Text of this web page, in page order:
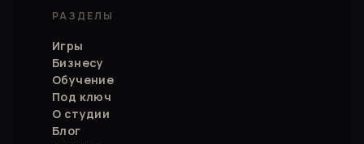
РАЗДЕЛЫ
Игры
Бизнесу
Обучение
Под ключ
О студии
Блог